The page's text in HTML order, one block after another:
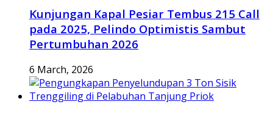
Kunjungan Kapal Pesiar Tembus 215 Call
pada 2025, Pelindo Optimistis Sambut
Pertumbuhan 2026
6 March, 2026